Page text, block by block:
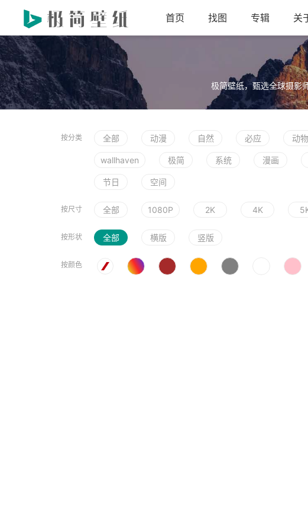
首页 找图 专辑 关
极简壁纸，甄选全球摄影
按分类 全部 动漫 自然 必应 动物
wallhaven 极简 系统 漫画
节日 空间
按尺寸 全部 1080P 2K 4K
按形状 全部 横版 竖版
按颜色